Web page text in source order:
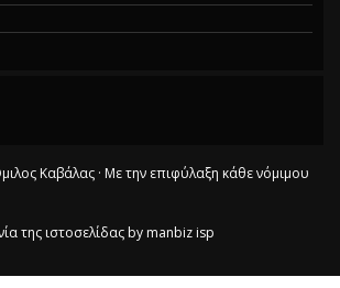
Καβάλας · Με την επιφύλαξη κάθε νόμιμου
της ιστοσελίδας by manbiz isp